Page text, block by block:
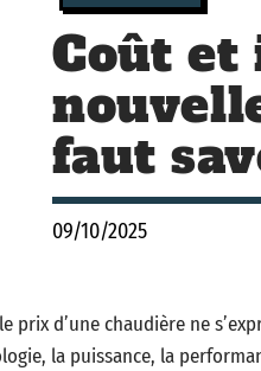
Coût et
faut
09/10/2025
d’une chaudière ne
la puissance, la